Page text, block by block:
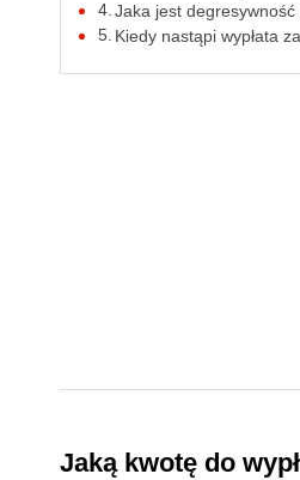
Jaka jest
Kiedy nastąpi wypłata
Jaką kwotę do